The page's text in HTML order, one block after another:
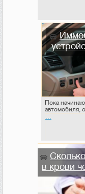
Пока
автомобиля,
…
в крови